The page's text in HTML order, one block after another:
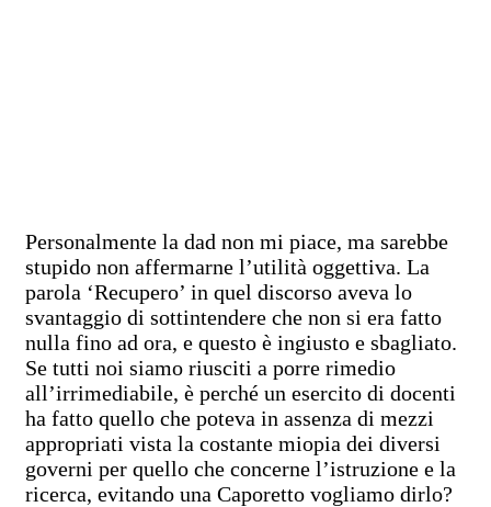
Personalmente la dad non mi piace, ma sarebbe
stupido non affermarne l’utilità oggettiva. La
parola ‘Recupero’ in quel discorso aveva lo
svantaggio di sottintendere che non si era fatto
nulla fino ad ora, e questo è ingiusto e sbagliato.
Se tutti noi siamo riusciti a porre rimedio
all’irrimediabile, è perché un esercito di docenti
ha fatto quello che poteva in assenza di mezzi
appropriati vista la costante miopia dei diversi
governi per quello che concerne l’istruzione e la
ricerca, evitando una Caporetto vogliamo dirlo?